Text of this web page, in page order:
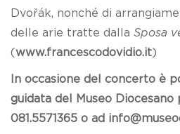
Dvořák, nonché di
delle arie tratte dalla Sposa
(www.francescodovidio.it)
In occasione del concerto è
guidata del Museo
081.5571365 o ad